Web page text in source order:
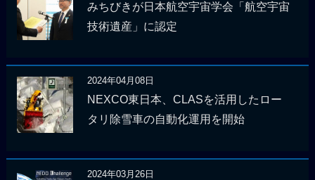
みちびきが日本航空宇宙学会「航空宇宙
技術遺産」に認定
2024年04月08日
NEXCO東日本、CLASを活用したロー
タリ除雪車の自動化運用を開始
2024年03月26日